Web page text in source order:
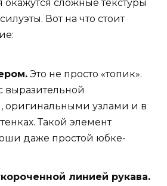
сложные текстуры
Вот на что стоит
Это не просто «топик».
оригинальными узлами и в
Такой элемент
даже простой юбке-
линией рукава.